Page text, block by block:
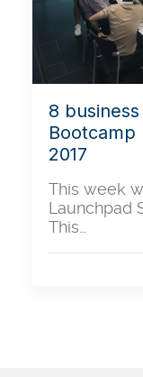
8
Bootcamp
2017
This week
Launchpad
This…